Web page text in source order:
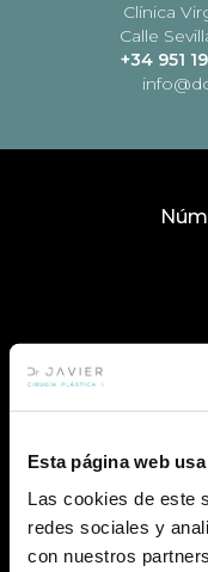
Esta página web
Las cookies de este
redes sociales y
con nuestros
Clínica
Calle
+34 951